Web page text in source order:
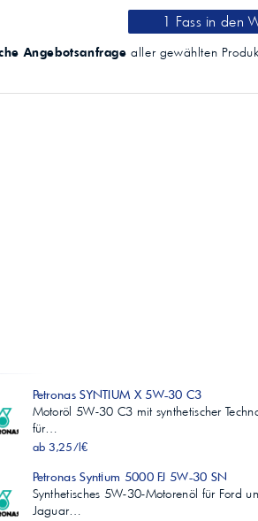
1 Fassin den
Angebotsanfrage aller gewählten
Petronas SYNTIUM X 5W-30 C3
Motoröl 5W-30 C3 mit synthetischer
für…
ab 3,25/l€
Petronas Syntium 5000 FJ 5W-30 SN
Synthetisches 5W-30-Motorenöl für Ford
Jaguar…